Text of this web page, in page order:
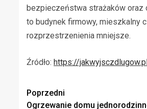
bezpieczeństwa strażaków oraz
to budynek firmowy, mieszkalny
rozprzestrzenienia mniejsze.
Źródło: https://
Zobacz
Poprzedni
Ogrzewanie domu